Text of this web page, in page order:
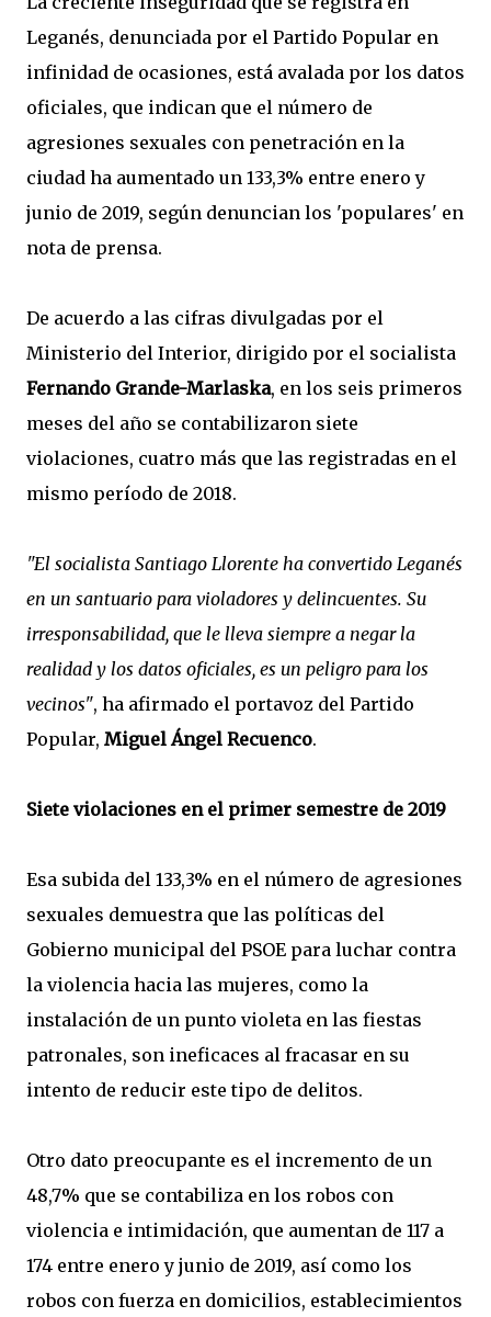
Leganés, denunciada por el Partido Popular en
infinidad de ocasiones, está avalada por los datos
oficiales, que indican que el número de
agresiones sexuales con penetración en la
ciudad ha aumentado un 133,3% entre enero y
junio de 2019, según denuncian los 'populares' en
nota de prensa.
De acuerdo a las cifras divulgadas por el
Ministerio del Interior, dirigido por el socialista
Fernando Grande-Marlaska, en los seis primeros
meses del año se contabilizaron siete
violaciones, cuatro más que las registradas en el
mismo período de 2018.
"El socialista Santiago Llorente ha convertido Leganés
en un santuario para violadores y delincuentes. Su
irresponsabilidad, que le lleva siempre a negar la
realidad y los datos oficiales, es un peligro para los
vecinos", ha afirmado el portavoz del Partido
Popular, Miguel Ángel Recuenco.
Siete violaciones en el primer semestre de 2019
Esa subida del 133,3% en el número de agresiones
sexuales demuestra que las políticas del
Gobierno municipal del PSOE para luchar contra
la violencia hacia las mujeres, como la
instalación de un punto violeta en las fiestas
patronales, son ineficaces al fracasar en su
intento de reducir este tipo de delitos.
Otro dato preocupante es el incremento de un
48,7% que se contabiliza en los robos con
violencia e intimidación, que aumentan de 117 a
174 entre enero y junio de 2019, así como los
robos con fuerza en domicilios, establecimientos